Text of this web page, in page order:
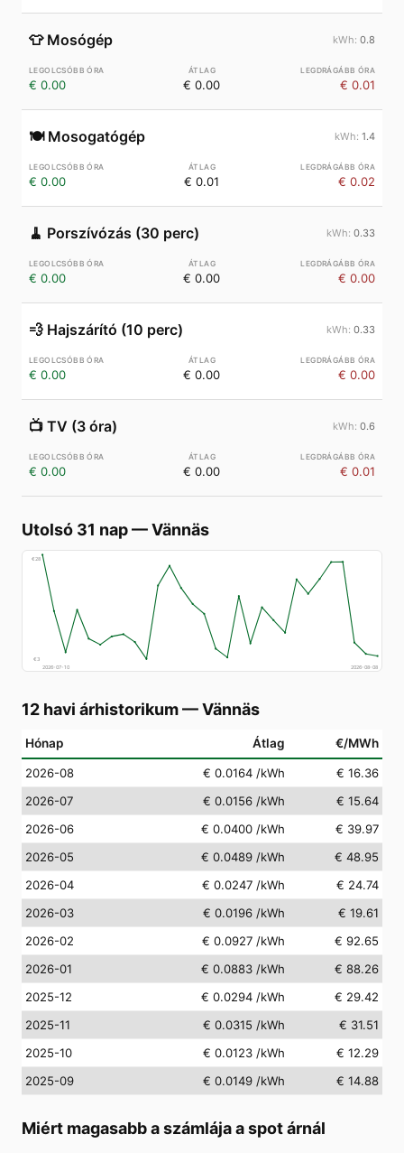
👕 Mosógép 0.8
€ 0.00 € 0.00 € 0.01
🍽️ Mosogatógép 1.4
€ 0.00 € 0.01 € 0.02
🧹 Porszívózás (30 perc) 0.33
€ 0.00 € 0.00 € 0.00
💨 Hajszárító (10 perc) 0.33
€ 0.00 € 0.00 € 0.00
📺 TV (3 óra) 0.6
€ 0.00 € 0.00 € 0.01
Utolsó 31 nap—Vännäs
€28
€3
2026-07-10
2026-08-08
12 havi árhistorikum—Vännäs
Hónap Átlag €/MWh
2026-08 € 0.0164 /kWh
€ 16.36
2026-07
€ 0.0156 /kWh
€ 15.64
2026-06
€ 0.0400 /kWh
€ 39.97
2026-05
€ 0.0489 /kWh
€ 48.95
2026-04
€ 0.0247 /kWh
€ 24.74
2026-03
€ 0.0196 /kWh
€ 19.61
2026-02
€ 0.0927 /kWh
€ 92.65
2026-01
€ 0.0883 /kWh
€ 88.26
2025-12
€ 0.0294 /kWh
€ 29.42
2025-11
€ 0.0315 /kWh
€ 31.51
2025-10
€ 0.0123 /kWh
€ 12.29
2025-09
€ 0.0149 /kWh € 14.88
Miért magasabb a számlája a spot árnál